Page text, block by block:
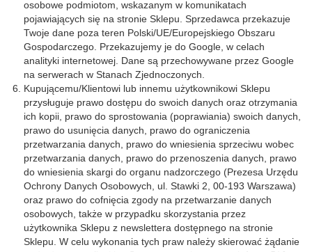
osobowe podmiotom, wskazanym w komunikatach
pojawiających się na stronie Sklepu. Sprzedawca przekazuje
Twoje dane poza teren Polski/UE/Europejskiego Obszaru
Gospodarczego. Przekazujemy je do Google, w celach
analityki internetowej. Dane są przechowywane przez Google
na serwerach w Stanach Zjednoczonych.
Kupującemu/Klientowi lub innemu użytkownikowi Sklepu
przysługuje prawo dostępu do swoich danych oraz otrzymania
ich kopii, prawo do sprostowania (poprawiania) swoich danych,
prawo do usunięcia danych, prawo do ograniczenia
przetwarzania danych, prawo do wniesienia sprzeciwu wobec
przetwarzania danych, prawo do przenoszenia danych, prawo
do wniesienia skargi do organu nadzorczego (Prezesa Urzędu
Ochrony Danych Osobowych, ul. Stawki 2, 00-193 Warszawa)
oraz prawo do cofnięcia zgody na przetwarzanie danych
osobowych, także w przypadku skorzystania przez
użytkownika Sklepu z newslettera dostępnego na stronie
Sklepu. W celu wykonania tych praw należy skierować żądanie